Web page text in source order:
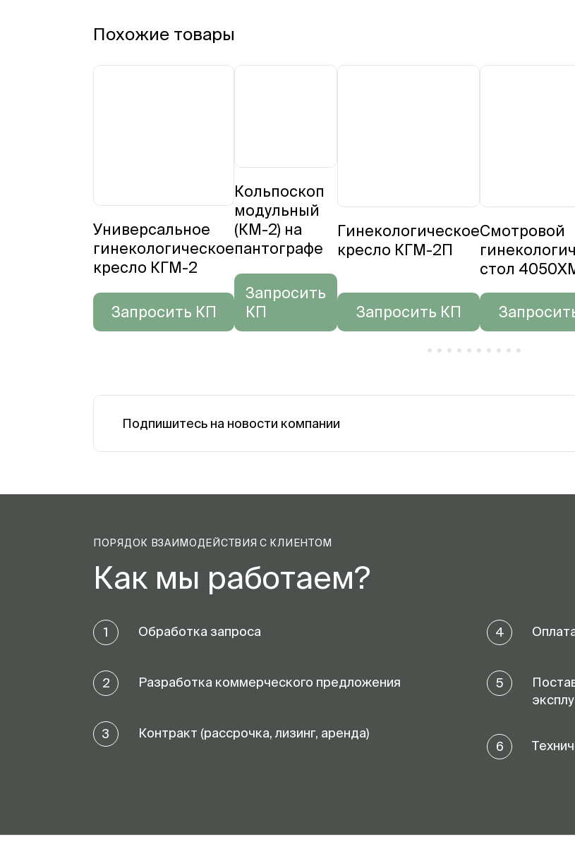
Похожие товары
Универсальное
гинекологическое
кресло КГМ-2
Запросить КП
Кольпоскоп
модульный
(КМ-2) на
пантографе
Запросить
КП
Гинекологическое
кресло КГМ-2П
Запросить КП
Смотровой
стол
Подпишитесь на новости компании
ПОРЯДОК ВЗАИМОДЕЙСТВИЯ С КЛИЕНТОМ
Как мы работаем?
1 Обработка запроса
2 Разработка коммерческого предложения
3 Контракт (рассрочка, лизинг, аренда)
4
5
6